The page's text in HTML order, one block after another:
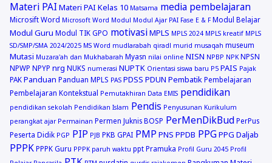
Materi PAI Materi PAI Kelas 10 Matsama media pembelajaran
Microsift Word Microsoft Word Modul Modul Ajar PAI Fase E & F Modul Belajar
Modul Guru Modul TIK GPO motivasiMPLS MPLS 2024 MPLS kreatif MPLS
SD/SMP/SMA 2024/2025 MS Word mudlarabah qiradl murid musaqah museum
Mutasi Muzara'ah dan Mukhabarah Myasn nilai online NISN NPBP NPK NPSN
NPWP NPYP nrg NUKS numerasi NUPTK Orientasi siswa baru P5 PAIS Pajak
PAK Panduan Panduan MPLS PAS PDSS PDUN Pembatik Pembelajaran
Pembelajaran Kontekstual Pemutakhiran Data EMIS pendidikan
pendidikan sekolah Pendidikan Islam Pendis Penyusunan Kurikulum
perangkat ajar Permainan Permen Juknis BOSP PerMenDikBud PerPus
Peserta Didik PGP PIP PJB PKB GPAI PMP PNS PPDB PPGPPG Daljab
PPPK PPPK Guru PPPK paruh waktu ppt Pramuka Profil Guru 2045 Profil